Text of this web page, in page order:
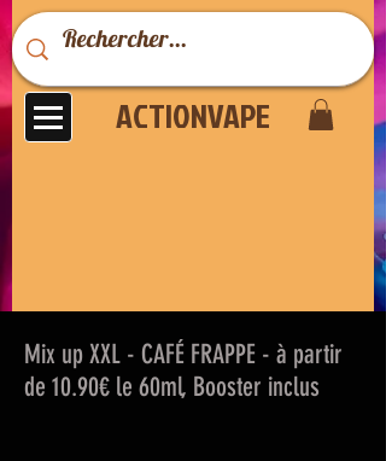
ACTIONVAPE
Mix up XXL - CAFÉ FRAPPE - à partir
de 10.90€ le 60ml, Booster inclus